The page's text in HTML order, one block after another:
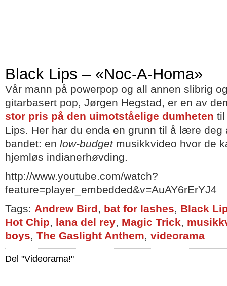
Black Lips – «Noc-A-Homa»
Vår mann på powerpop og all annen slibrig
gitarbasert pop, Jørgen Hegstad, er en av
stor pris på den uimotståelige dumheten til
Lips. Her har du enda en grunn til å lære deg
bandet: en low-budgetmusikkvideo hvor de
hjemløs indianerhøvding.
http://www.youtube.com/watch?
feature=player_embedded&v=AuAY6rErYJ4
Tags: Andrew Bird, bat for lashes, Black
Hot Chip, lana del rey, Magic Trick,
boys, The Gaslight Anthem, videorama
Del "Videorama!"